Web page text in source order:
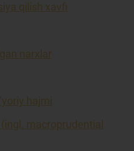
qilish xavfi
narxlar
hajmi
macroprudential